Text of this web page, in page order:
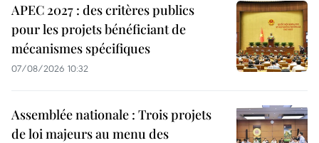
APEC 2027 : des critères publics
pour les projets bénéficiant de
mécanismes spécifiques
07/08/2026 10:32
Assemblée nationale : Trois projets
de loi majeurs au menu des